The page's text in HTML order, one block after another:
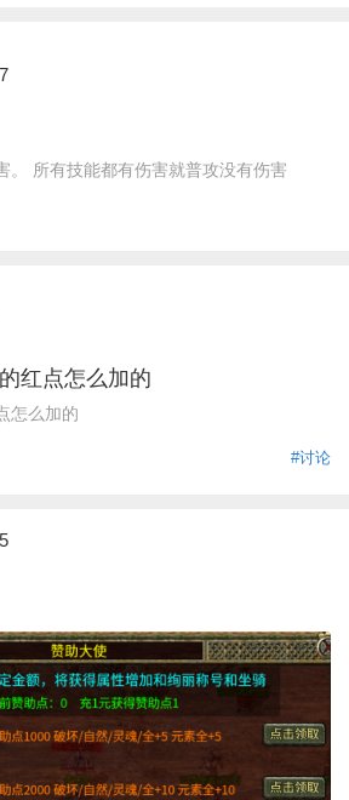
。 所有技能都有伤害就普攻没有伤害
红点怎么加的
怎么加的
#讨论